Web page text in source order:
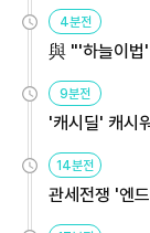
4분전
與 "'하늘이법
9분전
'캐시딜' 캐시
14분전
관세전쟁 '엔